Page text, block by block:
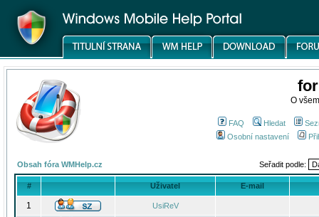
O
FAQ Hledat
Osobní nastavení
Obsah fóra WMHelp.cz Seřadit podle:
# Uživatel E-mail
1 UsiReV